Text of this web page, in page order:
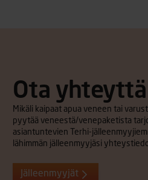
Ota yhteyttä
Mikäli kaipaat apua veneen tai
pyytää veneestä/venepaketista
asiantuntevien Terhi-
lähimmän jälleenmyyjäsi
Jälleenmyyjät